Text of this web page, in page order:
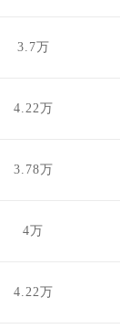
3.7万
4.22万
3.78万
4万
4.22万